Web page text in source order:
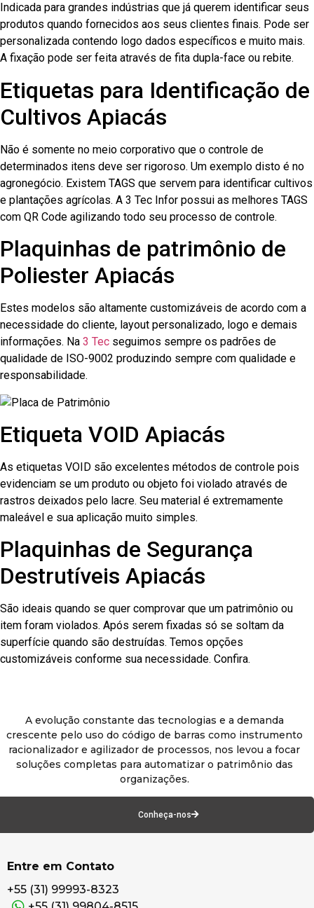
Indicada para grandes indústrias que já querem identificar seus
produtos quando fornecidos aos seus clientes finais. Pode ser
personalizada contendo logo dados específicos e muito mais.
A fixação pode ser feita através de fita dupla-face ou rebite.
Etiquetas para Identificação de
Cultivos Apiacás
Não é somente no meio corporativo que o controle de
determinados itens deve ser rigoroso. Um exemplo disto é no
agronegócio. Existem TAGS que servem para identificar cultivos
e plantações agrícolas. A 3 Tec Infor possui as melhores TAGS
com QR Code agilizando todo seu processo de controle.
Plaquinhas de patrimônio de
Poliester Apiacás
Estes modelos são altamente customizáveis de acordo com a
necessidade do cliente, layout personalizado, logo e demais
informações. Na 3 Tec seguimos sempre os padrões de
qualidade de ISO-9002 produzindo sempre com qualidade e
responsabilidade.
Etiqueta VOID Apiacás
As etiquetas VOID são excelentes métodos de controle pois
evidenciam se um produto ou objeto foi violado através de
rastros deixados pelo lacre. Seu material é extremamente
maleável e sua aplicação muito simples.
Plaquinhas de Segurança
Destrutíveis Apiacás
São ideais quando se quer comprovar que um patrimônio ou
item foram violados. Após serem fixadas só se soltam da
superfície quando são destruídas. Temos opções
customizáveis conforme sua necessidade. Confira.
A evolução constante das tecnologias e a demanda
crescente pelo uso do código de barras como instrumento
racionalizador e agilizador de processos, nos levou a focar
soluções completas para automatizar o patrimônio das
organizações.
Conheça-nos
Entre em Contato
+55 (31) 99993-8323